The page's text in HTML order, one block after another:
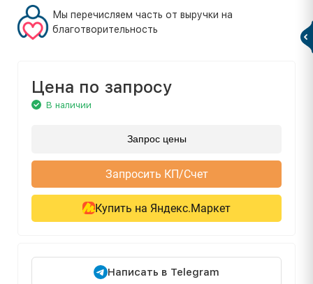
Мы перечисляем часть от выручки на
благотворительность
Цена по запросу
В наличии
Запрос цены
Запросить КП/Счет
Купить на Яндекс.Маркет
Написать в Telegram